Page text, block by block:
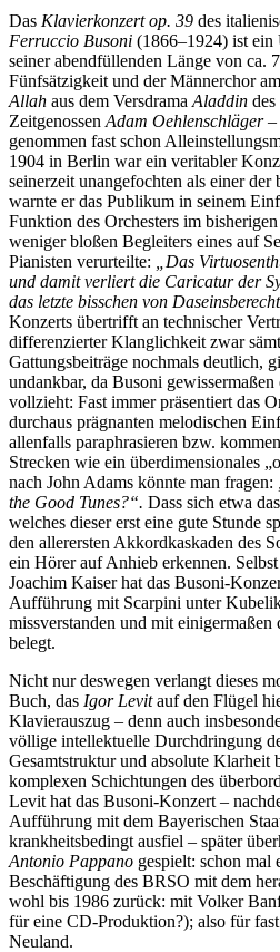
Das Klavierkonzert op. 39 des
Ferruccio Busoni (1866–1924) ist
seiner abendfüllenden Länge von ca.
Fünfsätzigkeit und der Männerchor
Allah aus dem Versdrama Aladdin
Zeitgenossen Adam Oehlenschläger –
genommen fast schon
1904 in Berlin war ein veritabler
seinerzeit unangefochten als einer
warnte er das Publikum in seinem
Funktion des Orchesters im
weniger bloßen Begleiters eines auf
Pianisten verurteilte:
„Das
und damit verliert die Caricatur der
das letzte bisschen von
Konzerts übertrifft an technischer
differenzierter Klanglichkeit zwar
Gattungsbeiträge nochmals deutlich,
undankbar, da Busoni
vollzieht: Fast immer präsentiert das
durchaus prägnanten melodischen
allenfalls paraphrasieren bzw.
Strecken wie ein überdimensionales
nach John Adams könnte man fragen:
the Good Tunes?“. Dass sich etwa
welches dieser erst eine gute Stunde
den allerersten Akkordkaskaden des
ein Hörer auf Anhieb erkennen.
Joachim Kaiser hat das Busoni-
Aufführung mit Scarpini unter
missverstanden und mit
belegt.
Nicht nur deswegen verlangt dieses
Buch, das Igor Levitauf den Flügel
Klavierauszug – denn auch
völlige intellektuelle Durchdringung
Gesamtstruktur und absolute Klarheit
komplexen Schichtungen des
Levit hat das Busoni-Konzert –
Aufführung mit dem Bayerischen
krankheitsbedingt ausfiel – später
Antonio Pappano gespielt: schon mal
Beschäftigung des BRSO mit dem
wohl bis 1986 zurück: mit Volker
für eine CD-Produktion?); also für
Neuland.